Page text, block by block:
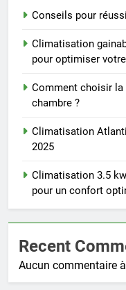
Conseils pour
Climatisation
pour optimiser
Comment choisir
chambre ?
Climatisation
2025
Climatisation 3.5
pour un confort
Recent
Aucun commentaire